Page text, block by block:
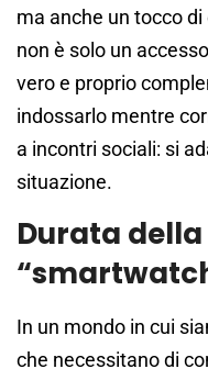
ma anche un tocco
non è solo un
vero e proprio
indossarlo mentre
a incontri sociali: si
situazione.
Durata
In un mondo in cui
che necessitano di